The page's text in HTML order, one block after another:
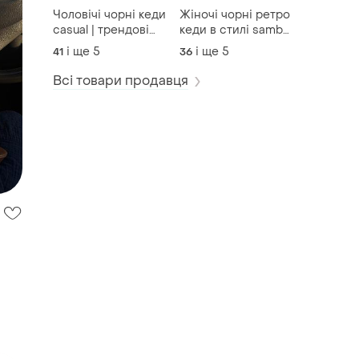
Чоловічі чорні кеди
casual | трендові
базові кросівки на
кожен день
41 і ще 5
Жіночі чорні ретро
кеди в стилі samba
| модні
повсякденні
кросівки
36 і ще 5
Всі товари продавця